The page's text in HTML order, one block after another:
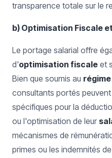
transparence totale sur le
b) Optimisation Fiscale
Le portage salarial offre
d'optimisation fiscale et
Bien que soumis au
consultants portés
spécifiques pour la
ou l'optimisation de leur
mécanismes de
primes ou les indemnités